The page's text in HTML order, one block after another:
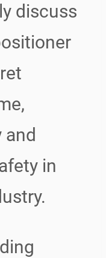
discuss
in